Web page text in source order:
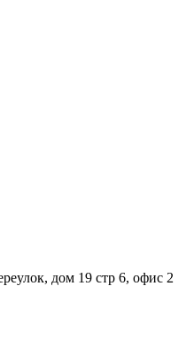
дом 19 стр 6, офис 2